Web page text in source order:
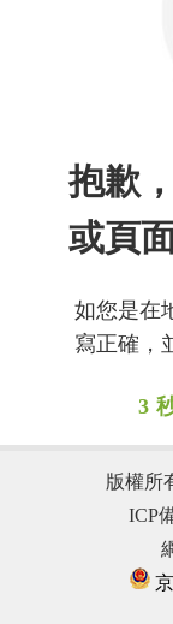
抱歉
或頁
如您是在
寫正確，
2
版權所
ICP